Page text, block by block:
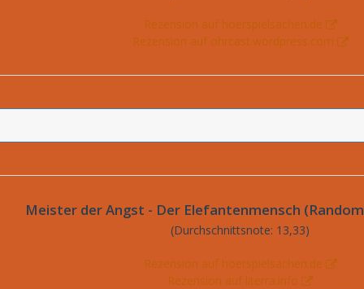
Rezension auf hoerspielsachen.de
Rezension auf ohrcast.wordpress.com
Meister der Angst - Der Elefantenmensch
(Durchschnittsnote: 13,33)
Rezension auf hoerspielsachen.de
Rezension auf literra.info